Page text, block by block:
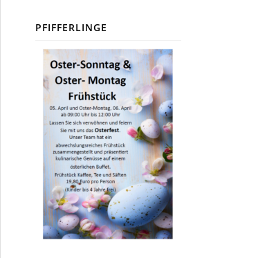
PFIFFERLINGE